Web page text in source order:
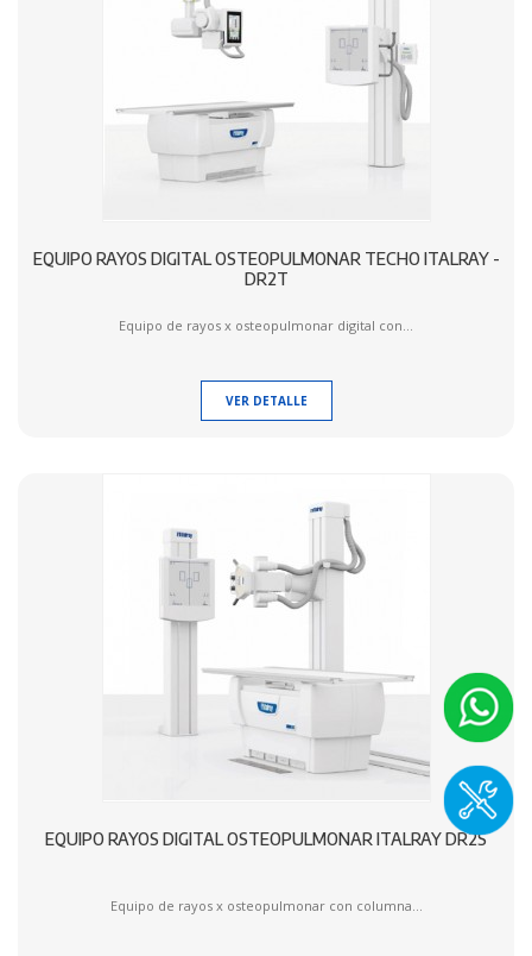
EQUIPO RAYOS DIGITAL OSTEOPULMONAR TECHO ITALRAY -
DR2T
Equipo de rayos x osteopulmonar digital con...
VER DETALLE
EQUIPO RAYOS DIGITAL OSTEOPULMONAR ITALRAY DR2S
Equipo de rayos x osteopulmonar con columna...